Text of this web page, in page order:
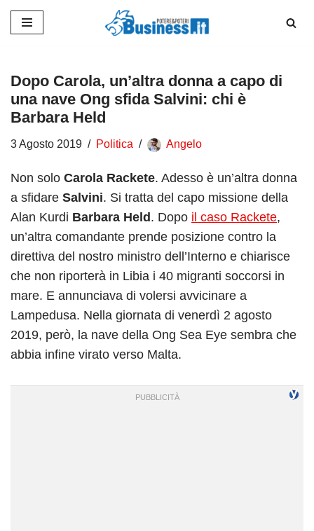
contenuto
Dopo Carola, un’altra donna a capo di
una nave Ong sfida Salvini: chi è
Barbara Held
3 Agosto 2019 Politica Angelo
Non solo Carola Rackete. Adesso è un’altra donna
a sfidare Salvini. Si tratta del capo missione della
Alan Kurdi Barbara Held. Dopo il caso Rackete,
un’altra comandante prende posizione contro la
direttiva del nostro ministro dell’Interno e chiarisce
che non riporterà in Libia i 40 migranti soccorsi in
mare. E annunciava di volersi avvicinare a
Lampedusa. Nella giornata di venerdì 2 agosto
2019, però, la nave della Ong Sea Eye sembra che
abbia infine virato verso Malta.